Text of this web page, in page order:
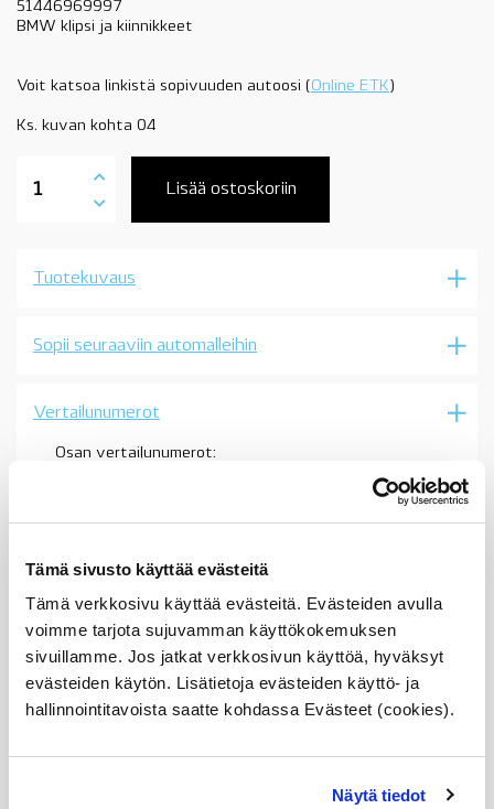
Tämä sivusto käyttää evästeitä
Tämä verkkosivu käyttää evästeitä. Evästeiden avulla
voimme tarjota sujuvamman käyttökokemuksen
sivuillamme. Jos jatkat verkkosivun käyttöä, hyväksyt
evästeiden käytön. Lisätietoja evästeiden käyttö- ja
hallinnointitavoista saatte kohdassa Evästeet (cookies).
Näytä tiedot
51446969997
BMW klipsi ja kiinnikkeet
Voit katsoa linkistä sopivuuden autoosi ( Online ETK )
Ks. kuvan kohta 04
BMW
sopivuus,
Lisää ostoskoriin
Tuotekuvaus
Sopii seuraaviin automalleihin
Vertailunumerot
Osan vertailunumerot:
5143 7 001 491
7001491
51446969997
5144 6 969 997
6969997
51437001491